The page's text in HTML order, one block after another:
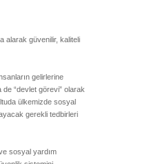
alarak güvenilir, kaliteli
gelirlerine
de “devlet görevi” olarak
ülkemizde sosyal
gerekli tedbirleri
sosyal yardım